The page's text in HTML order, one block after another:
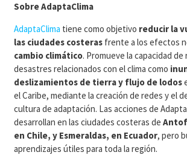
Sobre AdaptaClima
AdaptaClima tiene como objetivo reducir la
las ciudades costeras frente a los efectos
cambio climático. Promueve la capacidad
desastres relacionados con el clima como
deslizamientos de tierra y flujo de lodos
el Caribe, mediante la creación de redes y el
cultura de adaptación. Las acciones de
desarrollan en las ciudades costeras de
en Chile, y Esmeraldas, en Ecuador, pero
aprendizajes útiles para toda la región.